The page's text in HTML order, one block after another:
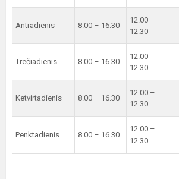
Antradienis 8.00 – 16.30
12.00 –
12.30
Trečiadienis 8.00 – 16.30
12.00 –
12.30
Ketvirtadienis 8.00 – 16.30
12.00 –
12.30
Penktadienis 8.00 – 16.30
12.00 –
12.30